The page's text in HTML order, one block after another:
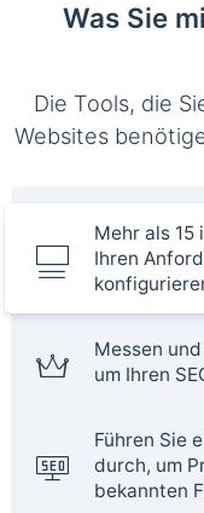
Was Sie
Die Tools, die
Websites
Mehr als
Ihren
Messen
um Ihren
Führen Sie
durch, um
bekannten